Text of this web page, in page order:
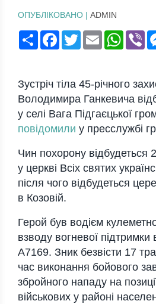
ОПУБЛІКОВАНО | ADMIN
ПоширитиFacebook
TwitterEmail
Зустріч тіла 45-річного
Володимира Ганкевича
у селі Вага Підгаєцької
повідомили у пресслужбі
Чин похорону відбудеться
у церкві Всіх святих
після чого відбудеться
в Козовій.
Герой був водієм
взводу вогневої підтримки
А7169. Зник безвісти 17
час виконання бойового
збройного нападу на
військових у районі